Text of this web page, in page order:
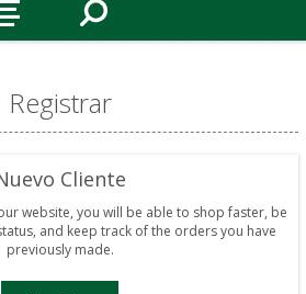
Registrar
Cliente
website, you will be able to shop faster, be
and keep track of the orders you have
previously made.